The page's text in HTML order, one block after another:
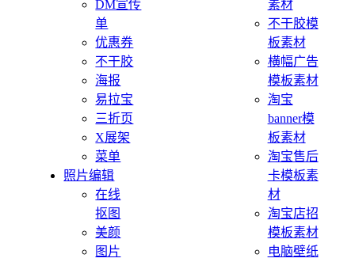
DM宣传
单
优惠券
不干胶
海报
易拉宝
三折页
X展架
菜单
照片编辑
在线
抠图
美颜
图片
素材
不干胶模
板素材
横幅广告
模板素材
淘宝
banner模
板素材
淘宝售后
卡模板素
材
淘宝店招
模板素材
电脑壁纸